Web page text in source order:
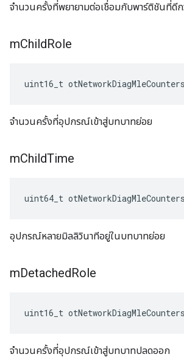
จำนวนครั้งที่พยายามต่อเชื่อมกับพาร์ติชันที่ดีก
mChildRole
uint16_t otNetworkDiagMleCounters
จำนวนครั้งที่อุปกรณ์เข้าสู่บทบาทย่อย
mChildTime
uint64_t otNetworkDiagMleCounters
อุปกรณ์หลายมิลลิวินาทีอยู่ในบทบาทย่อย
mDetachedRole
uint16_t otNetworkDiagMleCounters
จำนวนครั้งที่อุปกรณ์เข้าสู่บทบาทปลดออก